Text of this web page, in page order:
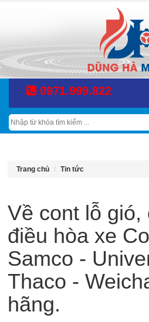
0971.999.822
Tìm
kiếm
Trang chủ Tin tức
Về cont lỗ gió,
điều hòa xe
Samco -
Thaco -
hãng.